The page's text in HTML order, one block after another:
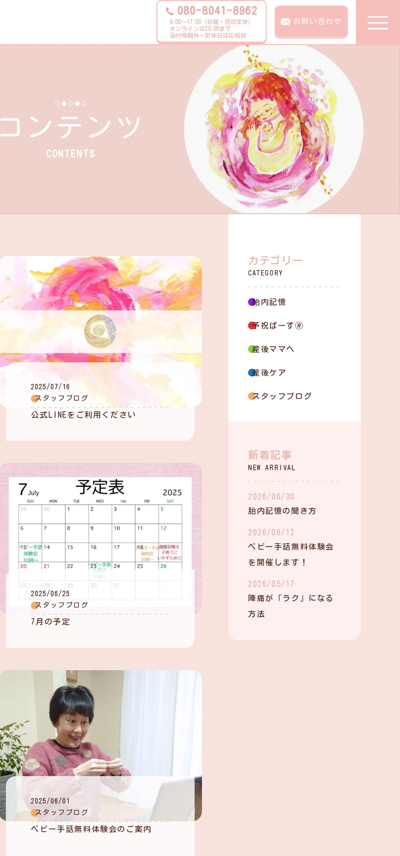
080-8041-8962
9:00～17:00（日曜・祝日定休）
オンラインは20:00まで
受付時間外・定休日は応相談
お問い合わせ
TOP
ピックアップ
サービス紹介
サービス詳細
ご利用の流れ
お知らせ
コンテンツ
コンテンツ一覧
コンテンツ
CONTENTS
2025/07/16
スタッフブログ
公式LINEをご利用ください
2025/06/25
スタッフブログ
7月の予定
2025/06/01
スタッフブログ
ベビー手話無料体験会のご案内
カテゴリー
CATEGORY
胎内記憶
予祝ばーす🄬
産後ママへ
産後ケア
スタッフブログ
新着記事
NEW ARRIVAL
2026/06/30
胎内記憶の聞き方
2026/06/12
ベビー手話無料体験会
を開催します！
2026/05/17
陣痛が「ラク」になる
方法